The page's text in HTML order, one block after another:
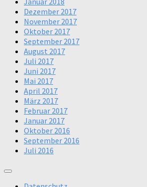
Dezember 2017
November 2017
Oktober 2017
September 2017
August 2017
Juli 2017
Juni 2017
Mai 2017
April 2017
März 2017
Februar 2017
Januar 2017
Oktober 2016
September 2016
Juli 2016